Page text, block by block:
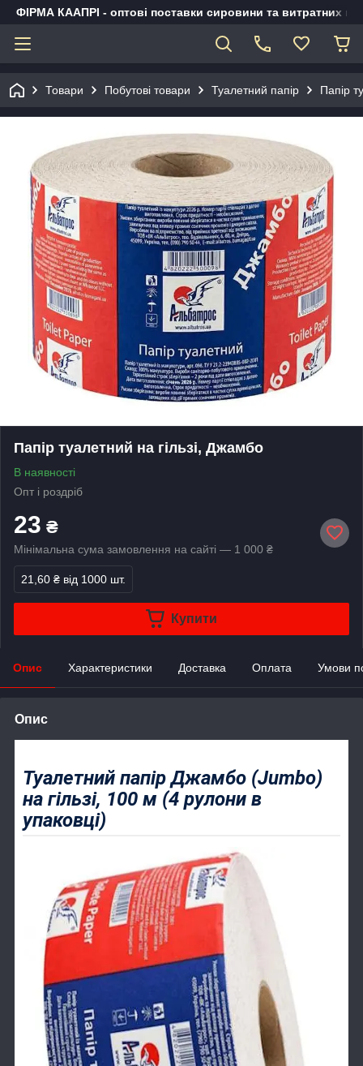
ФІРМА КААПРІ - оптові поставки сировини та витратних
Товари Побутові товари Туалетний папір Папір
Папір туалетний на гільзі, Джамбо
В наявності
Опт і роздріб
23 ₴
Мінімальна сума замовлення на сайті — 1 000 ₴
21,60 ₴ від 1000 шт.
Купити
Опис Характеристики Доставка Оплата Умови
Опис
Туалетний папір Джамбо (Jumbo)
на гільзі, 100 м (4 рулони в
упаковці)